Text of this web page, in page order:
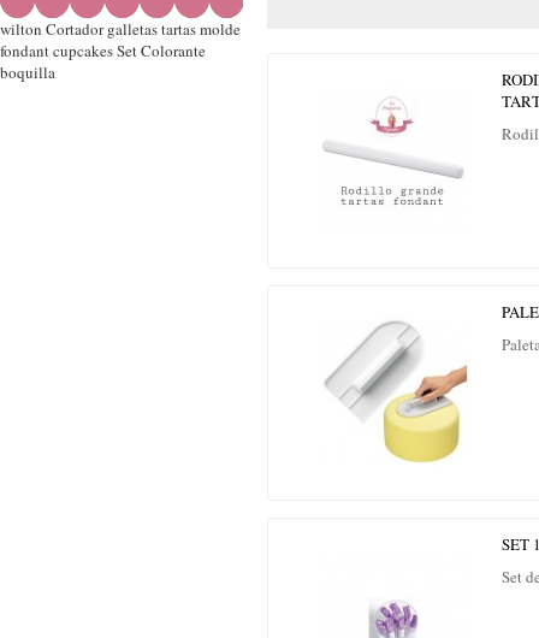
wilton Cortador galletastartasmolde
fondantcupcakesSetColorante
boquilla
SET
Set